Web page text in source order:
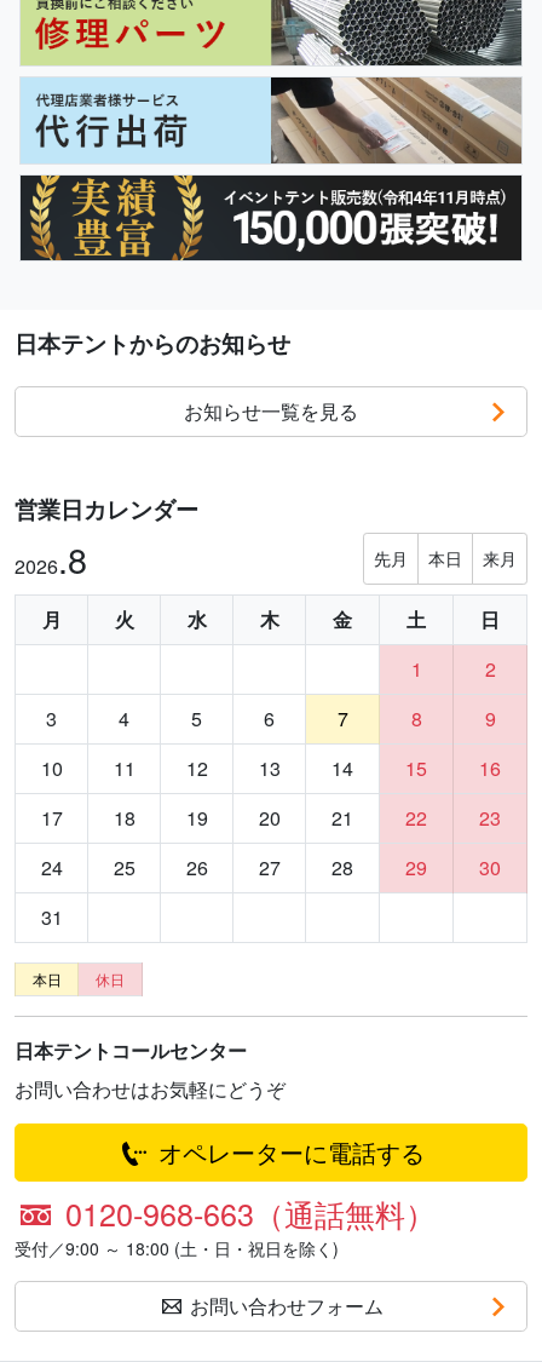
日本テントからのお知らせ
お知らせ一覧を見る
営業日カレンダー
2026.8 先月 本日 来月
月 火 水 木 金 土
日
1
2
3
4 5 6 7 8
9
10
11 12 13 14 15
16
17
18 19 20 21 22
23
24
25 26 27 28 29
30
31
本日 休日
日本テントコールセンター
お問い合わせはお気軽にどうぞ
オペレーターに電話する
0120-968-663（通話無料）
受付／9:00 ～ 18:00 (土・日・祝日を除く)
お問い合わせフォーム